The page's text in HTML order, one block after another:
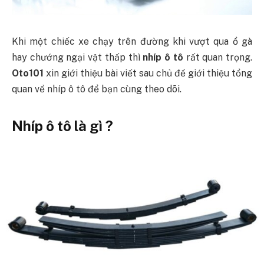
Khi một chiếc xe chạy trên đường khi vượt qua ổ gà
hay chướng ngại vật thấp thì nhíp ô tô rất quan trọng.
Oto101 xin giới thiệu bài viết sau chủ đề giới thiệu tổng
quan về nhíp ô tô để bạn cùng theo dõi.
Nhíp ô tô là gì ?